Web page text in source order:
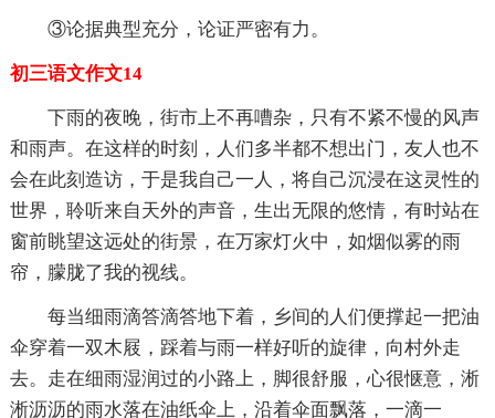
③论据典型充分，论证严密有力。
初三语文作文14
下雨的夜晚，街市上不再嘈杂，只有不紧不慢的风声
和雨声。在这样的时刻，人们多半都不想出门，友人也不
会在此刻造访，于是我自己一人，将自己沉浸在这灵性的
世界，聆听来自天外的声音，生出无限的悠情，有时站在
窗前眺望这远处的街景，在万家灯火中，如烟似雾的雨
帘，朦胧了我的视线。
每当细雨滴答滴答地下着，乡间的人们便撑起一把油
伞穿着一双木屐，踩着与雨一样好听的旋律，向村外走
去。走在细雨湿润过的小路上，脚很舒服，心很惬意，淅
淅沥沥的雨水落在油纸伞上，沿着伞面飘落，一滴一